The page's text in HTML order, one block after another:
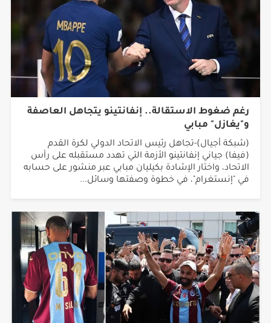
رغم ضغوط الاستقالة.. إنفانتينو يتجاهل العاصفة
و"يغازل" مبابي
(شبكة أجيال)-تجاهل رئيس الاتحاد الدولي لكرة القدم
(فيفا) جياني إنفانتينو الأزمة التي تهدد مستقبله على رأس
الاتحاد، واختار الإشادة بكيليان مبابي عبر منشور على حسابه
في "إنستغرام"، في خطوة وصفتها وسائل...